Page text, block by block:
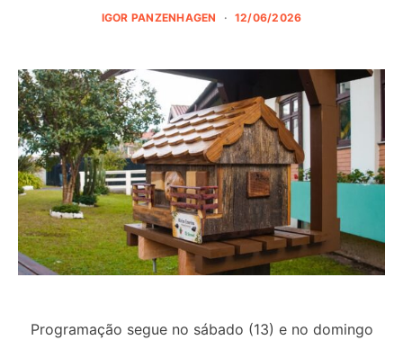
IGOR PANZENHAGEN 12/06/2026
Programação segue no sábado (13) e no domingo